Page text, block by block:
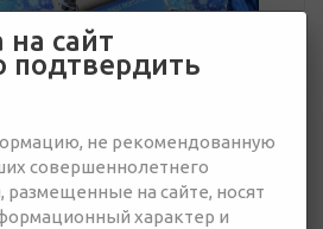
на сайт
подтвердить
не рекомендованную
совершеннолетнего
размещенные на сайте, носят
характер и